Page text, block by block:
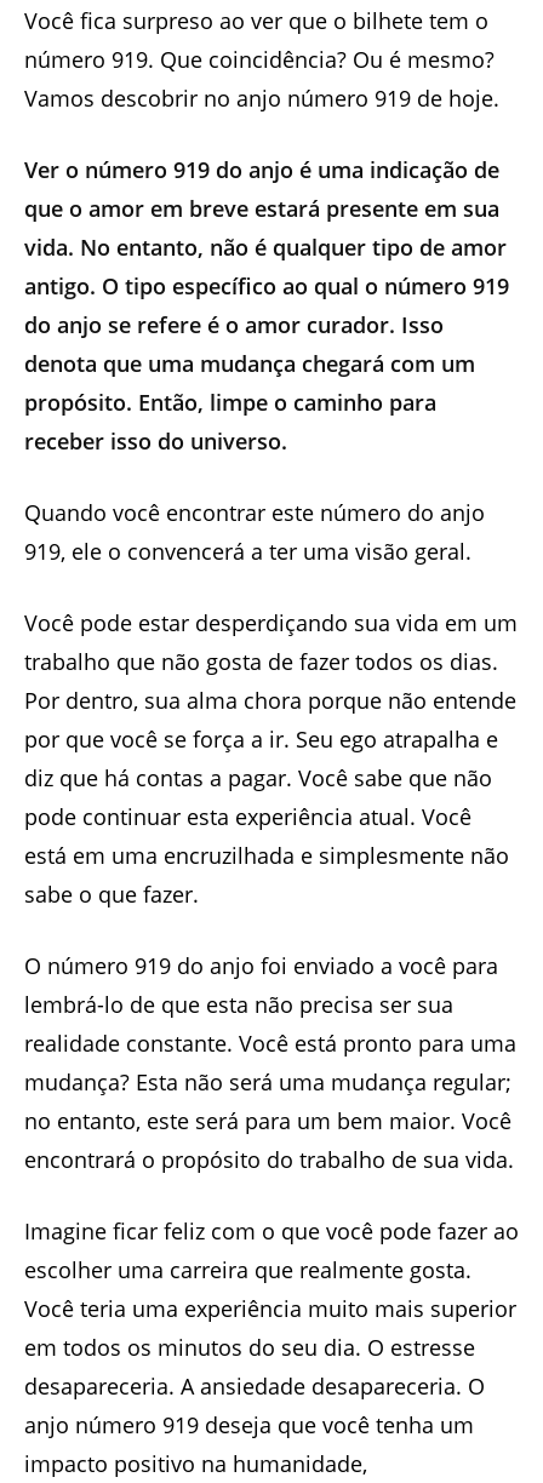
Você fica surpreso ao ver que o bilhete tem o
número 919. Que coincidência? Ou é mesmo?
Vamos descobrir no anjo número 919 de hoje.
Ver o número 919 do anjo é uma indicação de
que o amor em breve estará presente em sua
vida. No entanto, não é qualquer tipo de amor
antigo. O tipo específico ao qual o número 919
do anjo se refere é o amor curador. Isso
denota que uma mudança chegará com um
propósito. Então, limpe o caminho para
receber isso do universo.
Quando você encontrar este número do anjo
919, ele o convencerá a ter uma visão geral.
Você pode estar desperdiçando sua vida em um
trabalho que não gosta de fazer todos os dias.
Por dentro, sua alma chora porque não entende
por que você se força a ir. Seu ego atrapalha e
diz que há contas a pagar. Você sabe que não
pode continuar esta experiência atual. Você
está em uma encruzilhada e simplesmente não
sabe o que fazer.
O número 919 do anjo foi enviado a você para
lembrá-lo de que esta não precisa ser sua
realidade constante. Você está pronto para uma
mudança? Esta não será uma mudança regular;
no entanto, este será para um bem maior. Você
encontrará o propósito do trabalho de sua vida.
Imagine ficar feliz com o que você pode fazer ao
escolher uma carreira que realmente gosta.
Você teria uma experiência muito mais superior
em todos os minutos do seu dia. O estresse
desapareceria. A ansiedade desapareceria. O
anjo número 919 deseja que você tenha um
impacto positivo na humanidade,